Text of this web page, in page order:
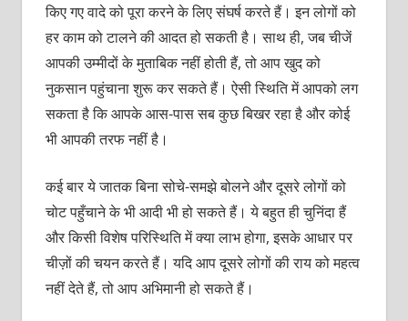
किए गए वादे को पूरा करने के लिए संघर्ष करते हैं। इन लोगों को
हर काम को टालने की आदत हो सकती है। साथ ही, जब चीजें
आपकी उम्मीदों के मुताबिक नहीं होती हैं, तो आप खुद को
नुकसान पहुंचाना शुरू कर सकते हैं। ऐसी स्थिति में आपको लग
सकता है कि आपके आस-पास सब कुछ बिखर रहा है और कोई
भी आपकी तरफ नहीं है।
कई बार ये जातक बिना सोचे-समझे बोलने और दूसरे लोगों को
चोट पहुँचाने के भी आदी भी हो सकते हैं। ये बहुत ही चुनिंदा हैं
और किसी विशेष परिस्थिति में क्या लाभ होगा, इसके आधार पर
चीज़ों की चयन करते हैं। यदि आप दूसरे लोगों की राय को महत्व
नहीं देते हैं, तो आप अभिमानी हो सकते हैं।